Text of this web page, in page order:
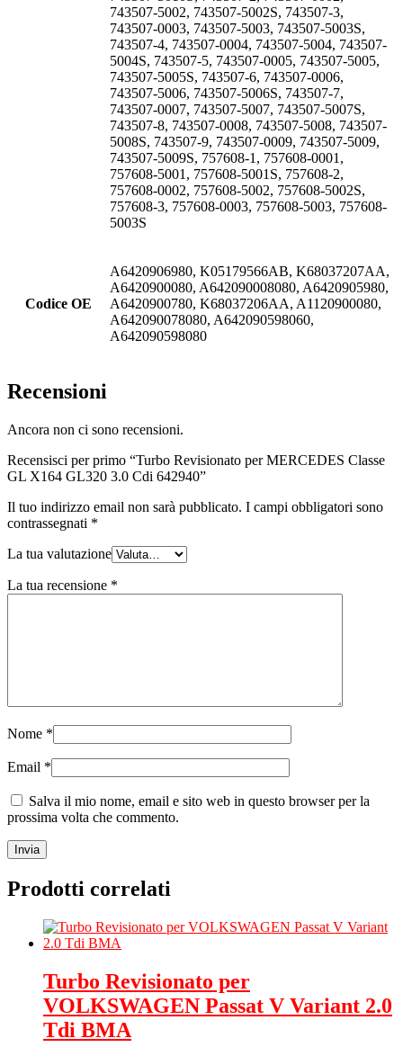
743507-5002, 743507-5002S, 743507-3,
743507-0003, 743507-5003, 743507-5003S,
743507-4, 743507-0004, 743507-5004, 743507-
5004S, 743507-5, 743507-0005, 743507-5005,
743507-5005S, 743507-6, 743507-0006,
743507-5006, 743507-5006S, 743507-7,
743507-0007, 743507-5007, 743507-5007S,
743507-8, 743507-0008, 743507-5008, 743507-
5008S, 743507-9, 743507-0009, 743507-5009,
743507-5009S, 757608-1, 757608-0001,
757608-5001, 757608-5001S, 757608-2,
757608-0002, 757608-5002, 757608-5002S,
757608-3, 757608-0003, 757608-5003, 757608-
5003S
Codice OE
A6420906980, K05179566AB, K68037207AA,
A6420900080, A642090008080, A6420905980,
A6420900780, K68037206AA, A1120900080,
A642090078080, A642090598060,
A642090598080
Recensioni
Ancora non ci sono recensioni.
Recensisci per primo “Turbo Revisionato per MERCEDES Classe
GL X164 GL320 3.0 Cdi 642940”
Il tuo indirizzo email non sarà pubblicato. I campi obbligatori sono
contrassegnati *
La tua valutazione
La tua recensione *
Nome *
Email *
Salva il mio nome, email e sito web in questo browser per la
prossima volta che commento.
Prodotti correlati
Turbo Revisionato per
VOLKSWAGEN Passat V Variant 2.0
Tdi BMA